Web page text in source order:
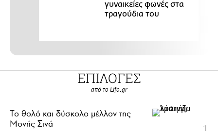
γυναικείες φωνές στα
τραγούδια του
ΕΠΙΛΟΓΕΣ
από το Lifo.gr
Το θολό και δύσκολο μέλλον της
Μονής Σινά